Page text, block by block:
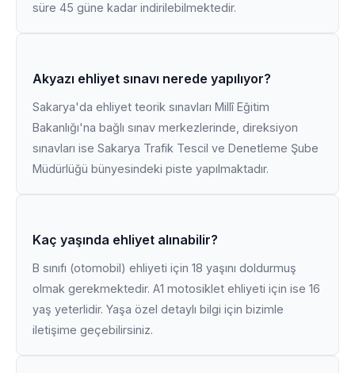
süre 45 güne kadar indirilebilmektedir.
Akyazı ehliyet sınavı nerede yapılıyor?
Sakarya'da ehliyet teorik sınavları Millî Eğitim
Bakanlığı'na bağlı sınav merkezlerinde, direksiyon
sınavları ise Sakarya Trafik Tescil ve Denetleme Şube
Müdürlüğü bünyesindeki piste yapılmaktadır.
Kaç yaşında ehliyet alınabilir?
B sınıfı (otomobil) ehliyeti için 18 yaşını doldurmuş
olmak gerekmektedir. A1 motosiklet ehliyeti için ise 16
yaş yeterlidir. Yaşa özel detaylı bilgi için bizimle
iletişime geçebilirsiniz.